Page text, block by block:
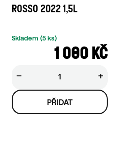
ROSSO 2022 1,5L
1 080 KČ
Skladem (5 ks)
+
−